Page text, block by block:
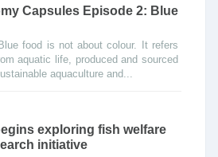
Capsules Episode 2: Blue
food is not about colour. It refers
aquatic life, produced and sourced
aquaculture and...
exploring fish welfare
initiative